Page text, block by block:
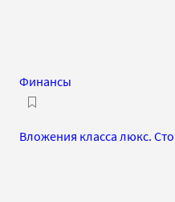
Финансы
Вложения класса люкс.